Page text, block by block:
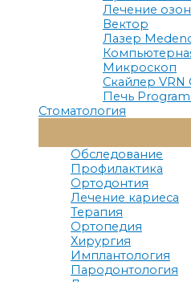
Лечение
Вектор
Лазер
Микроскоп
Скайлер VRN
Печь
Стоматология
Обследование
Профилактика
Ортодонтия
Лечение кариеса
Терапия
Ортопедия
Хирургия
Имплантология
Пародонтология